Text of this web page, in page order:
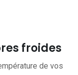
froides
de vos